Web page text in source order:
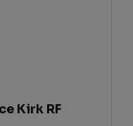
Kirk RF